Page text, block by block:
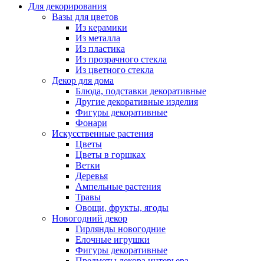
Для декорирования
Вазы для цветов
Из керамики
Из металла
Из пластика
Из прозрачного стекла
Из цветного стекла
Декор для дома
Блюда, подставки декоративные
Другие декоративные изделия
Фигуры декоративные
Фонари
Искусственные растения
Цветы
Цветы в горшках
Ветки
Деревья
Ампельные растения
Травы
Овощи, фрукты, ягоды
Новогодний декор
Гирлянды новогодние
Елочные игрушки
Фигуры декоративные